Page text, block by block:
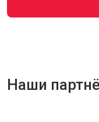
Наши